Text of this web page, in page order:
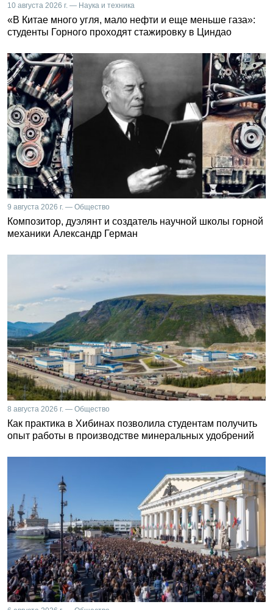
10 августа 2026 г. — Наука и техника
«В Китае много угля, мало нефти и еще меньше газа»:
студенты Горного проходят стажировку в Циндао
9 августа 2026 г. — Общество
Композитор, дуэлянт и создатель научной школы горной
механики Александр Герман
8 августа 2026 г. — Общество
Как практика в Хибинах позволила студентам получить
опыт работы в производстве минеральных удобрений